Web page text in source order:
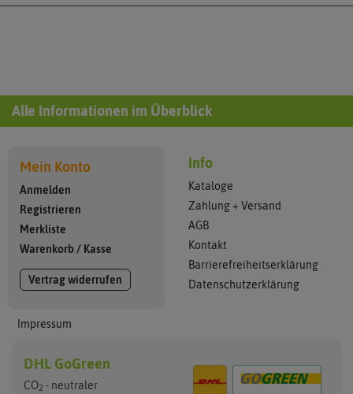
Alle Informationen im Überblick
Mein Konto
Anmelden
Registrieren
Merkliste
Warenkorb / Kasse
Vertrag widerrufen
Impressum
Info
Kataloge
Zahlung + Versand
AGB
Kontakt
Barrierefreiheitserklärung
Datenschutzerklärung
DHL GoGreen
CO2 - neutraler